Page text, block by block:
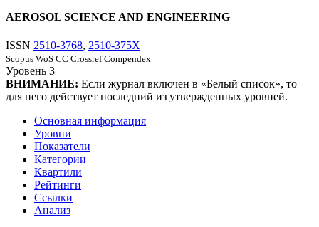
AEROSOL SCIENCE AND ENGINEERING
ISSN 2510-3768, 2510-375X
Scopus WoS CC Crossref Compendex
Уровень 3
ВНИМАНИЕ: Если журнал включен в «Белый список», то
для него действует последний из утвержденных уровней.
Основная информация
Уровни
Показатели
Категории
Квартили
Рейтинги
Ссылки
Анализ